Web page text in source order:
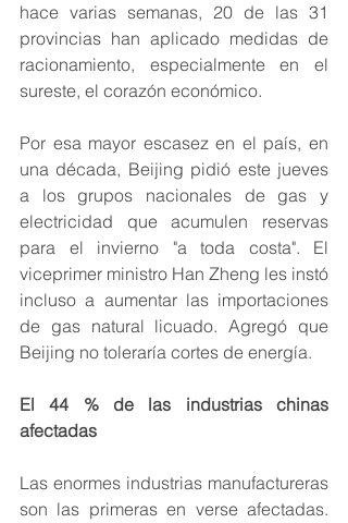
hace varias semanas, 20 de las 31
provincias han aplicado medidas de
racionamiento, especialmente en el
sureste, el corazón económico.
Por esa mayor escasez en el país, en
una década, Beijing pidió este jueves
a los grupos nacionales de gas y
electricidad que acumulen reservas
para el invierno "a toda costa". El
viceprimer ministro Han Zheng les instó
incluso a aumentar las importaciones
de gas natural licuado. Agregó que
Beijing no toleraría cortes de energía.
El 44 % de las industrias chinas
afectadas
Las enormes industrias manufactureras
son las primeras en verse afectadas.